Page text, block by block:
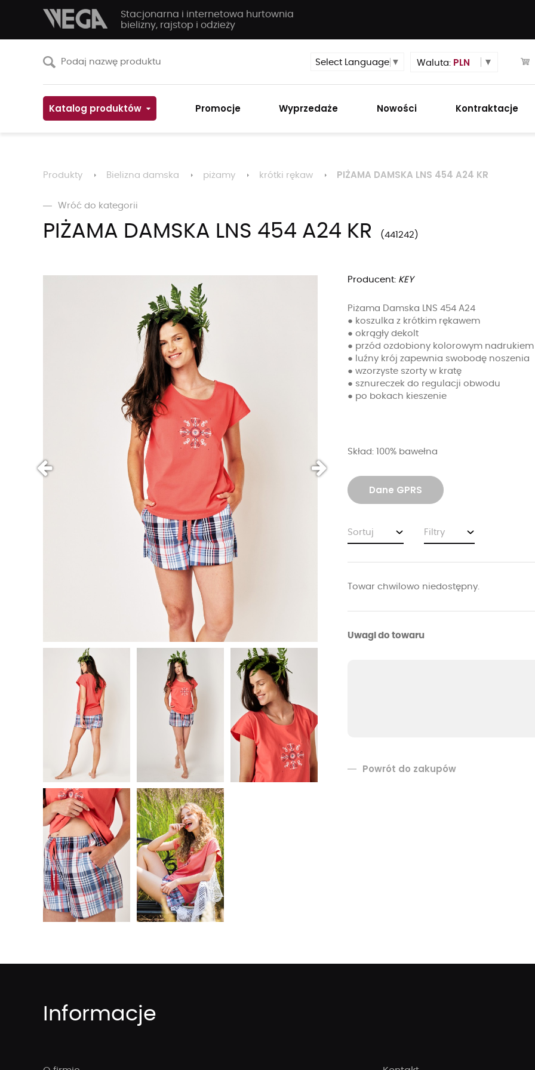
Stacjonarna i internetowa hurtownia
bielizny, rajstop i odzieży
Select Language ▼ Waluta: PLN
Katalog produktów Promocje Wyprzedaże Nowości Kontraktacje
Produkty Bielizna damska piżamy krótki rękaw PIŻAMA DAMSKA LNS 454 A24 KR
Wróć do kategorii
PIŻAMA DAMSKA LNS 454 A24 KR 441242
Producent: KEY
Piżama Damska LNS 454 A24
● koszulka z krótkim rękawem
● okrągły dekolt
● przód ozdobiony kolorowym nadrukiem
● luźny krój zapewnia swobodę noszenia
● wzorzyste szorty w kratę
● sznureczek do regulacji obwodu
● po bokach kieszenie
Skład: 100% bawełna
Dane GPRS
Sortuj Filtry
Towar chwilowo niedostępny.
Uwagi do towaru
Powrót do zakupów
Informacje